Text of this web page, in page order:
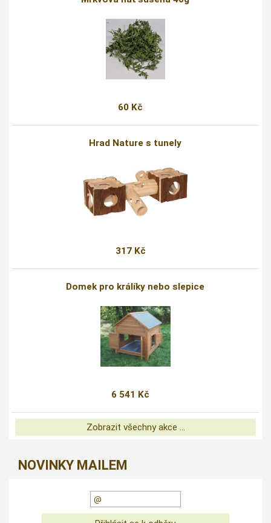
60 Kč
Hrad Nature s tunely
317 Kč
Domek pro králíky nebo slepice
6 541 Kč
Zobrazit všechny akce ...
NOVINKY MAILEM